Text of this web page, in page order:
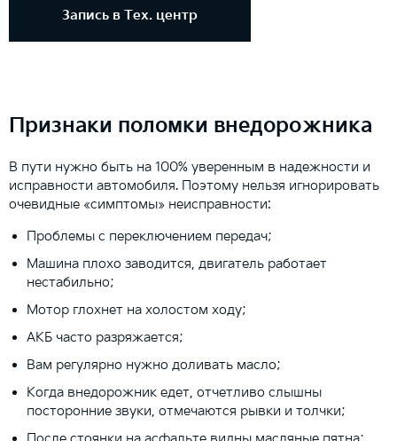
Запись в Тех. центр
Признаки поломки внедорожника
В пути нужно быть на 100% уверенным в надежности и
исправности автомобиля. Поэтому нельзя игнорировать
очевидные «симптомы» неисправности:
Проблемы с переключением передач;
Машина плохо заводится, двигатель работает
нестабильно;
Мотор глохнет на холостом ходу;
АКБ часто разряжается;
Вам регулярно нужно доливать масло;
Когда внедорожник едет, отчетливо слышны
посторонние звуки, отмечаются рывки и толчки;